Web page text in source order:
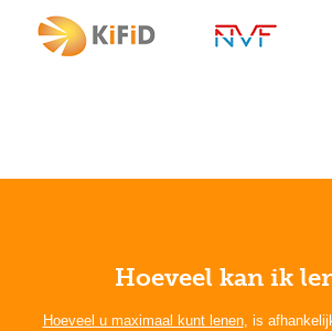
Hoeveel kan ik
Hoeveel u maximaal kunt lenen, is